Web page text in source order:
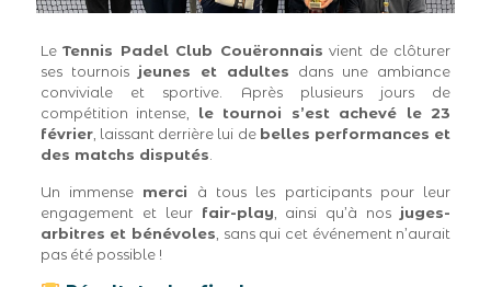
LeTennis Padel Club Couëronnais vient de clôturer
ses tournois jeunes et adultes dans une ambiance
conviviale et sportive. Après plusieurs jours de
compétition intense, le tournoi s’est achevé le 23
février, laissant derrière lui de belles performances et
des matchs disputés
Un immense merci à tous les participants pour leur
engagement et leur fair-play , ainsi qu’à nos juges-
arbitres et bénévoles , sans qui cet événement n’aurait
pas été possible !